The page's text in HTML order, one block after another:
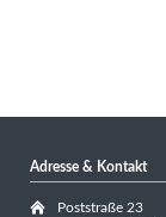
Adresse & Kontakt
Poststraße 23